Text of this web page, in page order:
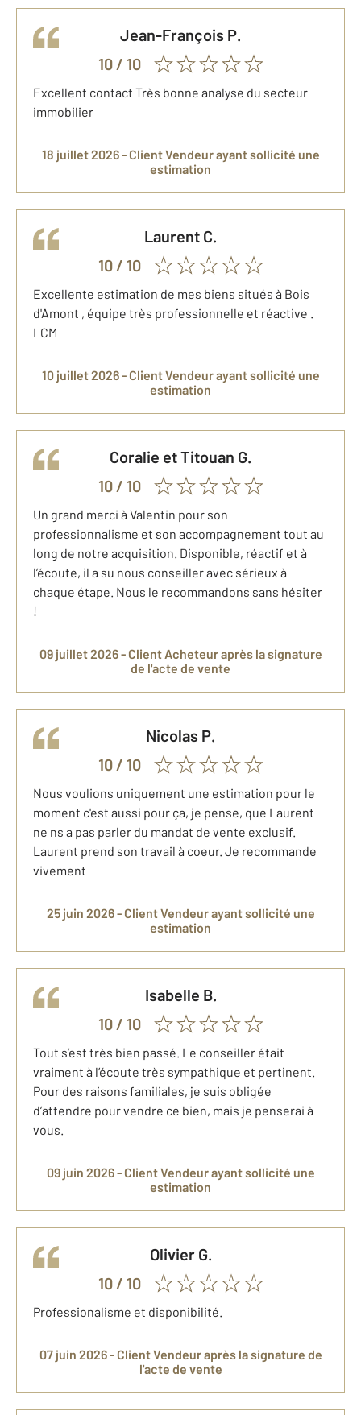
Jean-François P.
10/ 10
Excellent contact Très bonne analyse du secteur
immobilier
18 juillet 2026 - Client Vendeurayant sollicité une
estimation
Laurent C.
10/ 10
Excellente estimation de mes biens situés à Bois
d'Amont , équipe très professionnelle et réactive .
LCM
10 juillet 2026 - Client Vendeurayant sollicité une
estimation
Coralie et Titouan G.
10/ 10
Un grand merci à Valentin pour son
professionnalisme et son accompagnement tout au
long de notre acquisition. Disponible, réactif et à
l’écoute, il a su nous conseiller avec sérieux à
chaque étape. Nous le recommandons sans hésiter
!
09 juillet 2026 - Client Acheteuraprès la signature
de l'acte de vente
Nicolas P.
10/ 10
Nous voulions uniquement une estimation pour le
moment c'est aussi pour ça, je pense, que Laurent
ne ns a pas parler du mandat de vente exclusif.
Laurent prend son travail à coeur. Je recommande
vivement
25 juin 2026 - Client Vendeurayant sollicité une
estimation
Isabelle B.
10/ 10
Tout s’est très bien passé. Le conseiller était
vraiment à l’écoute très sympathique et pertinent.
Pour des raisons familiales, je suis obligée
d’attendre pour vendre ce bien, mais je penserai à
vous.
09 juin 2026 - Client Vendeurayant sollicité une
estimation
Olivier G.
10/ 10
Professionalisme et disponibilité.
07 juin 2026 - Client Vendeuraprès la signature de
l'acte de vente